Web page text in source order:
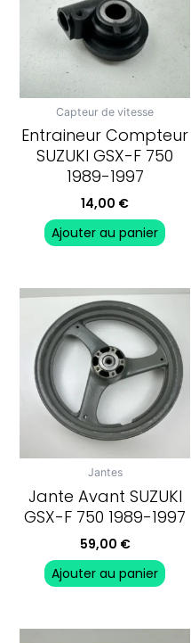
Capteur de vitesse
Entraineur Compteur
SUZUKI GSX-F 750
1989-1997
14,00 €
Ajouter au panier
Jantes
Jante Avant SUZUKI
GSX-F 750 1989-1997
59,00 €
Ajouter au panier